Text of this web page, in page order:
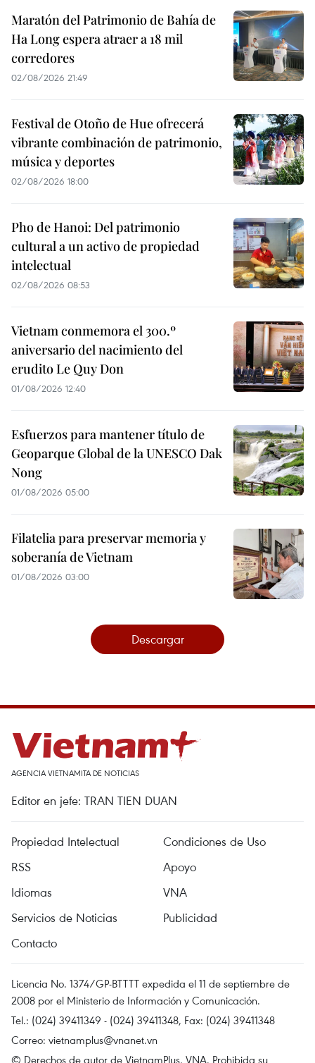
Maratón del Patrimonio de Bahía de
Ha Long espera atraer a 18 mil
corredores
02/08/2026 21:49
Festival de Otoño de Hue ofrecerá
vibrante combinación de patrimonio,
música y deportes
02/08/2026 18:00
Pho de Hanoi: Del patrimonio
cultural a un activo de propiedad
intelectual
02/08/2026 08:53
Vietnam conmemora el 300.º
aniversario del nacimiento del
erudito Le Quy Don
01/08/2026 12:40
Esfuerzos para mantener título de
Geoparque Global de la UNESCO Dak
Nong
01/08/2026 05:00
Filatelia para preservar memoria y
soberanía de Vietnam
01/08/2026 03:00
Descargar
AGENCIA VIETNAMITA DE NOTICIAS
Editor en jefe: TRAN TIEN DUAN
Propiedad Intelectual
Condiciones de Uso
RSS
Apoyo
Idiomas
VNA
Servicios de Noticias
Publicidad
Contacto
Licencia No. 1374/GP-BTTTT expedida el 11 de septiembre de
2008 por el Ministerio de Información y Comunicación.
Tel.: (024) 39411349 - (024) 39411348, Fax: (024) 39411348
Correo: vietnamplus@vnanet.vn
© Derechos de autor de VietnamPlus, VNA. Prohibida su